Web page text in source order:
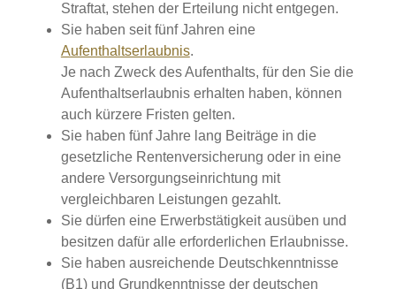
Straftat, stehen der Erteilung nicht entgegen.
Sie haben seit fünf Jahren eine
Aufenthaltserlaubnis.
Je nach Zweck des Aufenthalts, für den Sie die
Aufenthaltserlaubnis erhalten haben, können
auch kürzere Fristen gelten.
Sie haben fünf Jahre lang Beiträge in die
gesetzliche Rentenversicherung oder in eine
andere Versorgungseinrichtung mit
vergleichbaren Leistungen gezahlt.
Sie dürfen eine Erwerbstätigkeit ausüben und
besitzen dafür alle erforderlichen Erlaubnisse.
Sie haben ausreichende Deutschkenntnisse
(B1) und Grundkenntnisse der deutschen